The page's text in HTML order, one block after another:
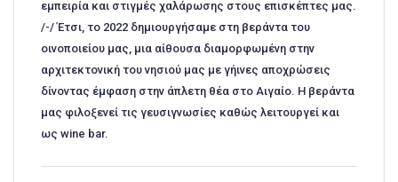
εμπειρία και στιγμές χαλάρωσης στους επισκέπτες μας.
/-/ Έτσι, το 2022 δημιουργήσαμε στη βεράντα του
οινοποιείου μας, μια αίθουσα διαμορφωμένη στην
αρχιτεκτονική του νησιού μας με γήινες αποχρώσεις
δίνοντας έμφαση στην άπλετη θέα στο Αιγαίο. Η βεράντα
μας φιλοξενεί τις γευσιγνωσίες καθώς λειτουργεί και
ως wine bar.